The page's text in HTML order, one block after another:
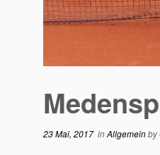
23 Mai, 2017inAllgemeinby